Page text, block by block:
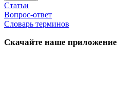
Статьи
Вопрос-ответ
Словарь терминов
Скачайте наше приложение